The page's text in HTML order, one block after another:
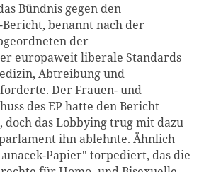
Bündnis gegen den
benannt nach der
der
europaweit liberale Standards
Abtreibung und
Der Frauen- und
des EP hatte den Bericht
doch das Lobbying trug mit dazu
ihn ablehnte. Ähnlich
Papier" torpediert, das die